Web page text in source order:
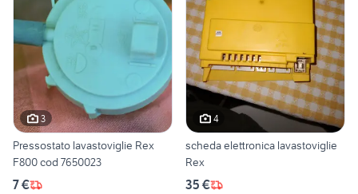
3
Pressostato lavastoviglie Rex
F800 cod 7650023
7 €
4
scheda elettronica lavastoviglie
Rex
35 €